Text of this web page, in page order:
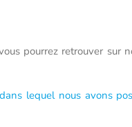
pourrez retrouver sur
lequel nous avons